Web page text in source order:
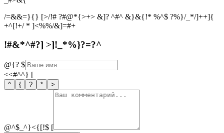
/=&&=}{} [>/!# ?#@*{>+> &]? ^#^ &}&{!* %^$ ?%}/_*/]++]{
+^[!+/ * ]<%%/&]=#+
!#&*^#?] >]!_*%}?=?^
@{? $
<<#^^} [
^ { ? * >
@^$_^}<{[!$ [